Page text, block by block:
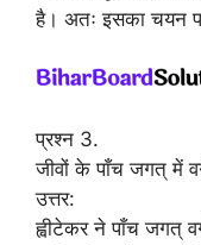
है। अतः इसका चयन
प्रश्न 3.
जीवों के पाँच जगत् में
उत्तर:
ह्वीटेकर ने पाँच जगत्